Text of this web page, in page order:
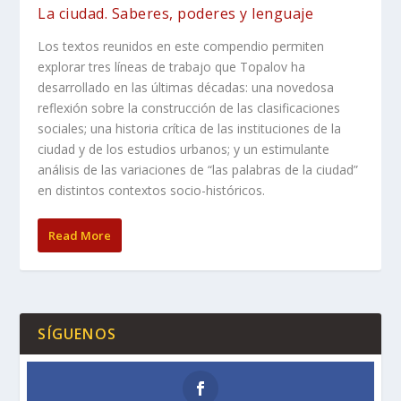
La ciudad. Saberes, poderes y lenguaje
Los textos reunidos en este compendio permiten
explorar tres líneas de trabajo que Topalov ha
desarrollado en las últimas décadas: una novedosa
reflexión sobre la construcción de las clasificaciones
sociales; una historia crítica de las instituciones de la
ciudad y de los estudios urbanos; y un estimulante
análisis de las variaciones de “las palabras de la ciudad”
en distintos contextos socio-históricos.
Read More
SÍGUENOS